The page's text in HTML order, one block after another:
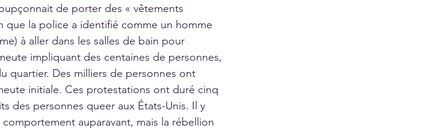
de porter des « vêtements
que la police a identifié comme un homme
à aller dans les salles de bain pour
impliquant des centaines de personnes,
quartier. Des milliers de personnes ont
initiale. Ces protestations ont duré cinq
des personnes queer aux États-Unis. Il y
auparavant, mais la rébellion